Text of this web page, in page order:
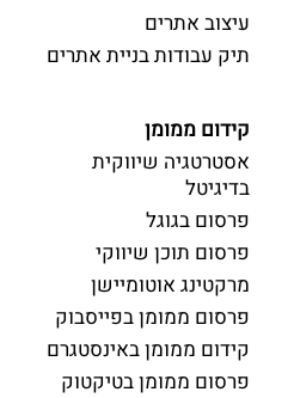
עיצוב אתרים
תיק עבודות בניית אתרים
קידום ממומן
אסטרטגיה שיווקית
בדיגיטל
פרסום בגוגל
פרסום תוכן שיווקי
מרקטינג אוטומיישן
פרסום ממומן בפייסבוק
קידום ממומן באינסטגרם
פרסום ממומן בטיקטוק